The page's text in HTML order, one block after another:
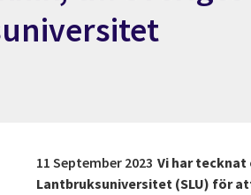
11 September 2023 Vi har
Lantbruksuniversitet (SLU) för